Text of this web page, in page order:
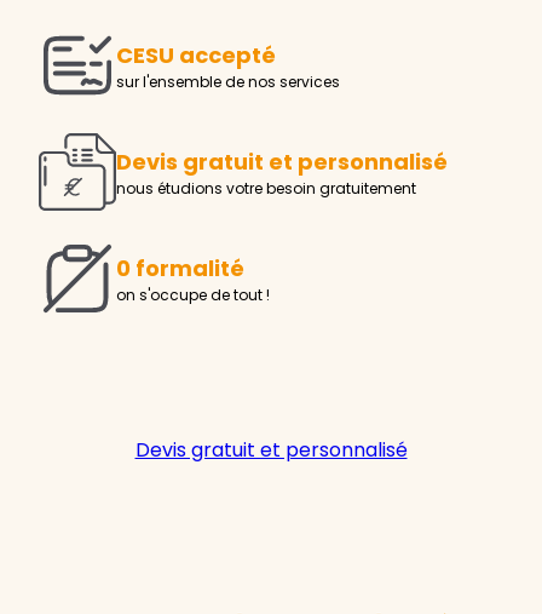
CESU accepté
sur l'ensemble de nos services
Devis gratuit et personnalisé
nous étudions votre besoin gratuitement
0 formalité
on s'occupe de tout !
Devis gratuit et personnalisé